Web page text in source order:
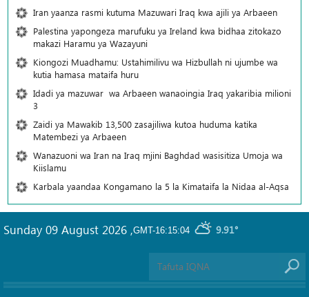
Iran yaanza rasmi kutuma Mazuwari Iraq kwa ajili ya Arbaeen
Palestina yapongeza marufuku ya Ireland kwa bidhaa zitokazo
makazi Haramu ya Wazayuni
Kiongozi Muadhamu: Ustahimilivu wa Hizbullah ni ujumbe wa
kutia hamasa mataifa huru
Idadi ya mazuwar wa Arbaeen wanaoingia Iraq yakaribia milioni
3
Zaidi ya Mawakib 13,500 zasajiliwa kutoa huduma katika
Matembezi ya Arbaeen
Wanazuoni wa Iran na Iraq mjini Baghdad wasisitiza Umoja wa
Kiislamu
Karbala yaandaa Kongamano la 5 la Kimataifa la Nidaa al-Aqsa
GMT-16:15:04 9.91°
Sunday 09 August 2026 ,